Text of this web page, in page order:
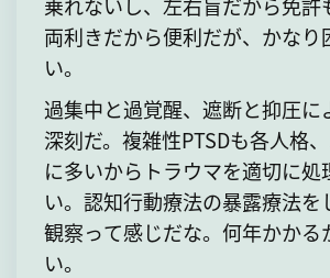
両利きだから便利だが、かなり
い。
過集中と過覚醒、遮断と抑圧に
深刻だ。複雑性PTSDも各人格
に多いからトラウマを適切に処
い。認知行動療法の暴露療法を
観察って感じだな。何年かかる
い。